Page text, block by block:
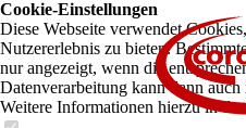
Cookie-Einstellungen
Diese Webseite verwendet
Nutzererlebnis zu bieten.
nur angezeigt, wenn die
Datenverarbeitung kann dann
Weitere Informationen hierzu in